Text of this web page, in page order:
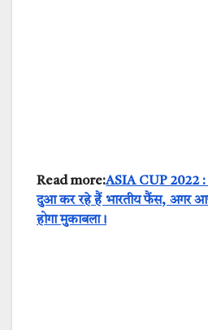
Read more:ASIA CUP 2022 :
दुआ कर रहे हैं भारतीय फैंस, अगर आज
होगा मुकाबला।